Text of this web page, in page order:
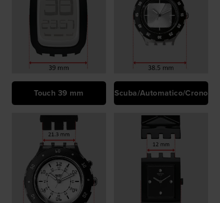
Touch 39 mm Scuba/Automatico/Crono